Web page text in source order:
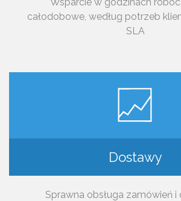
całodobowe, według potrzeb
SLA
Dostawy
Sprawna obsługa zamówień i